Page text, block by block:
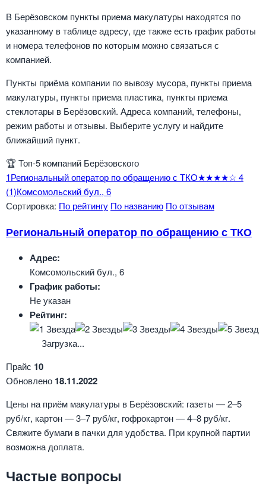
В Берёзовском пункты приема макулатуры находятся по
указанному в таблице адресу, где также есть график работы
и номера телефонов по которым можно связаться с
компанией.
Пункты приёма компании по вывозу мусора, пункты приема
макулатуры, пункты приема пластика, пункты приема
стеклотары в Берёзовский. Адреса компаний, телефоны,
режим работы и отзывы. Выберите услугу и найдите
ближайший пункт.
🏆 Топ-5 компаний Берёзовского
1Региональный оператор по обращению с ТКО★★★★☆ 4
(1)Комсомольский бул., 6
Сортировка: По рейтингу По названию По отзывам
Региональный оператор по обращению с ТКО
Адрес:
Комсомольский бул., 6
График работы:
Не указан
Рейтинг:
Загрузка...
Прайс 10
Обновлено 18.11.2022
Цены на приём макулатуры в Берёзовский: газеты — 2–5
руб/кг, картон — 3–7 руб/кг, гофрокартон — 4–8 руб/кг.
Свяжите бумаги в пачки для удобства. При крупной партии
возможна доплата.
Частые вопросы